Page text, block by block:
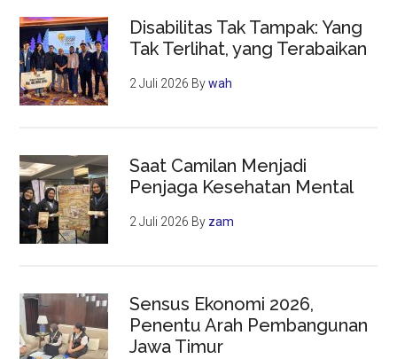
Disabilitas Tak Tampak: Yang
Tak Terlihat, yang Terabaikan
2 Juli 2026 Bywah
Saat Camilan Menjadi
Penjaga Kesehatan Mental
2 Juli 2026 By zam
Sensus Ekonomi 2026,
Penentu Arah Pembangunan
Jawa Timur